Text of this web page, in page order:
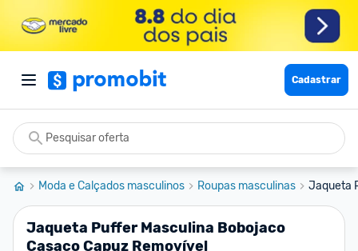
Cadastrar
Moda e Calçados masculinos Roupas masculinas Jaqueta
Jaqueta Puffer Masculina Bobojaco
Casaco Capuz Removível